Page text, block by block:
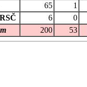
65
1
6
0
200 53